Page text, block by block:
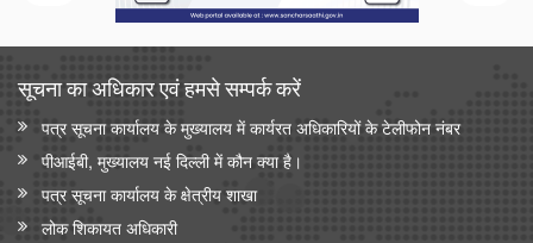
सूचना का अधिकार एवं हमसे सम्‍पर्क करें
पत्र सूचना कार्यालय के मुख्यालय में कार्यरत अधिकारियों के टेलीफोन नंबर
पीआईबी, मुख्यालय नई दिल्ली में कौन क्या है।
पत्र सूचना कार्यालय के क्षेत्रीय शाखा
लोक शिकायत अधिकारी